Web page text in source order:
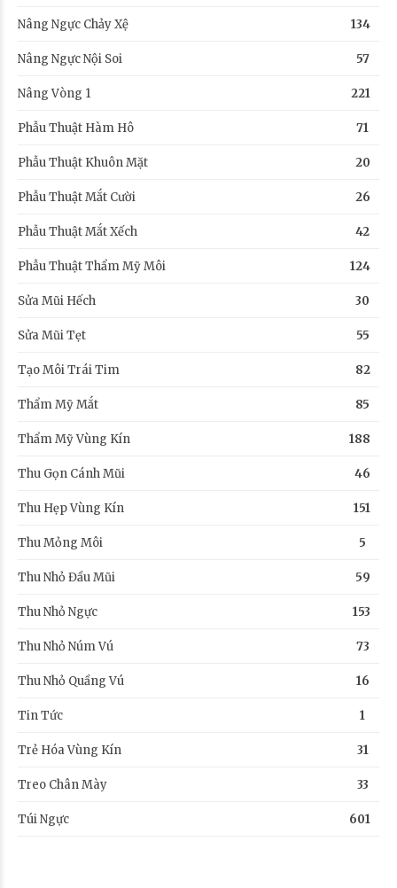
Nâng Ngực Chảy Xệ 134
Nâng Ngực Nội Soi 57
Nâng Vòng 1 221
Phẫu Thuật Hàm Hô 71
Phẫu Thuật Khuôn Mặt 20
Phẫu Thuật Mắt Cười 26
Phẫu Thuật Mắt Xếch 42
Phẫu Thuật Thẩm Mỹ Môi 124
Sửa Mũi Hếch 30
Sửa Mũi Tẹt 55
Tạo Môi Trái Tim 82
Thẩm Mỹ Mắt 85
Thẩm Mỹ Vùng Kín 188
Thu Gọn Cánh Mũi 46
Thu Hẹp Vùng Kín 151
Thu Mỏng Môi 5
Thu Nhỏ Đầu Mũi 59
Thu Nhỏ Ngực 153
Thu Nhỏ Núm Vú 73
Thu Nhỏ Quầng Vú 16
Tin Tức 1
Trẻ Hóa Vùng Kín 31
Treo Chân Mày 33
Túi Ngực 601